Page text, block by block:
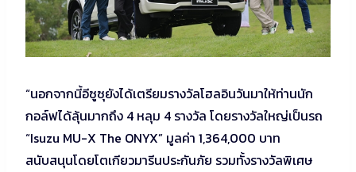
“นอกจากนี้อีซูซุยังได้เตรียมรางวัลโฮลอินวันมาให้ท่านนัก
กอล์ฟได้ลุ้นมากถึง 4 หลุม 4 รางวัล โดยรางวัลใหญ่เป็นรถ
“Isuzu MU-X The ONYX” มูลค่า 1,364,000 บาท
สนับสนุนโดยโตเกียวมารีนประกันภัย รวมทั้งรางวัลพิเศษ